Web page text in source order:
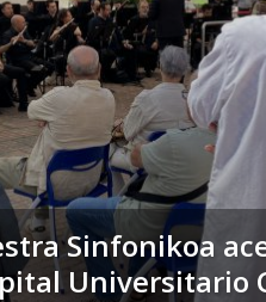
Sinfonikoa
Universitario